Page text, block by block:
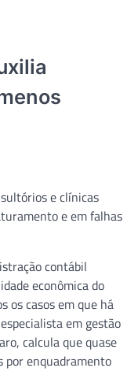
e clínicas
e em falhas
contábil
econômica do
os casos em que há
em gestão
calcula que quase
por enquadramento